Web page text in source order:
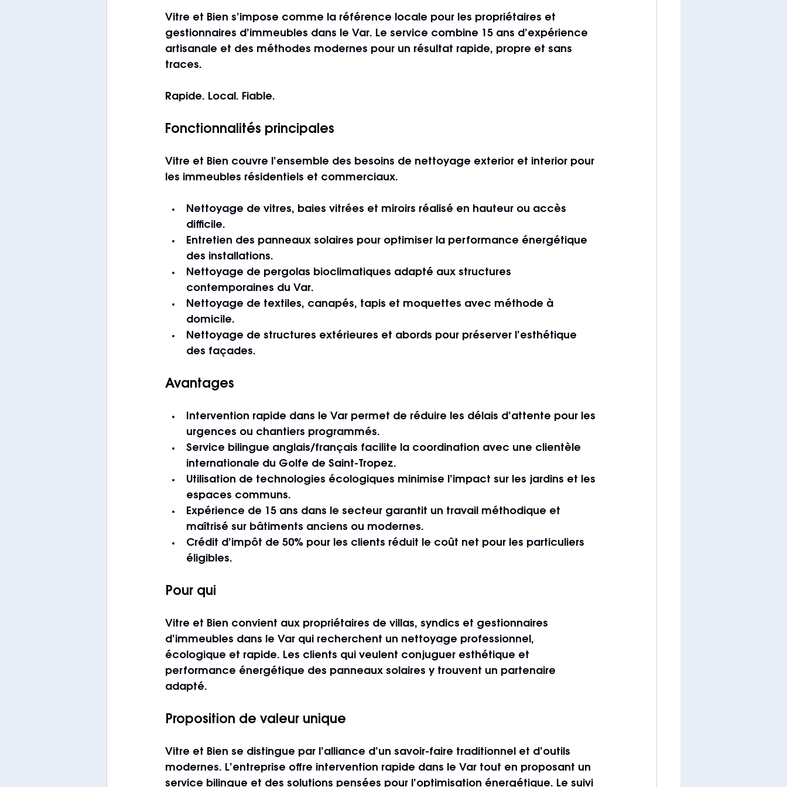
Vitre et Bien s’impose comme la référence locale pour les propriétaires et
gestionnaires d’immeubles dans le Var. Le service combine 15 ans d’expérience
artisanale et des méthodes modernes pour un résultat rapide, propre et sans
traces.
Rapide. Local. Fiable.
Fonctionnalités principales
Vitre et Bien couvre l’ensemble des besoins de nettoyage exterior et interior pour
les immeubles résidentiels et commerciaux.
Nettoyage de vitres, baies vitrées et miroirs réalisé en hauteur ou accès
difficile.
Entretien des panneaux solaires pour optimiser la performance énergétique
des installations.
Nettoyage de pergolas bioclimatiques adapté aux structures
contemporaines du Var.
Nettoyage de textiles, canapés, tapis et moquettes avec méthode à
domicile.
Nettoyage de structures extérieures et abords pour préserver l’esthétique
des façades.
Avantages
Intervention rapide dans le Var permet de réduire les délais d’attente pour les
urgences ou chantiers programmés.
Service bilingue anglais/français facilite la coordination avec une clientèle
internationale du Golfe de Saint-Tropez.
Utilisation de technologies écologiques minimise l’impact sur les jardins et les
espaces communs.
Expérience de 15 ans dans le secteur garantit un travail méthodique et
maîtrisé sur bâtiments anciens ou modernes.
Crédit d’impôt de 50% pour les clients réduit le coût net pour les particuliers
éligibles.
Pour qui
Vitre et Bien convient aux propriétaires de villas, syndics et gestionnaires
d’immeubles dans le Var qui recherchent un nettoyage professionnel,
écologique et rapide. Les clients qui veulent conjuguer esthétique et
performance énergétique des panneaux solaires y trouvent un partenaire
adapté.
Proposition de valeur unique
Vitre et Bien se distingue par l’alliance d’un savoir-faire traditionnel et d’outils
modernes. L’entreprise offre intervention rapide dans le Var tout en proposant un
service bilingue et des solutions pensées pour l’optimisation énergétique. Le suivi